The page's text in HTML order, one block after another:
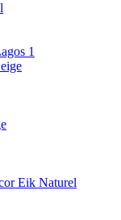
Eik Naturel